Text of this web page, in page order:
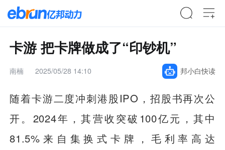
卡游 把卡牌做成了“印钞机”
南楠 2025/05/28 14:10 邦小白快读
随着卡游二度冲刺港股IPO，招股书再次公
开。2024年，其营收突破100亿元，其中
81.5%来自集换式卡牌，毛利率高达